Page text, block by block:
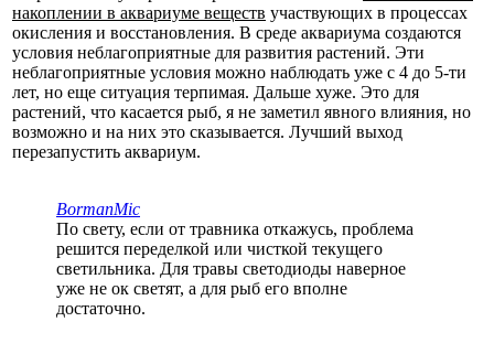
накоплении в аквариуме веществ участвующих в процессах
окисления и восстановления. В среде аквариума создаются
условия неблагоприятные для развития растений. Эти
неблагоприятные условия можно наблюдать уже с 4 до 5-ти
лет, но еще ситуация терпимая. Дальше хуже. Это для
растений, что касается рыб, я не заметил явного влияния, но
возможно и на них это сказывается. Лучший выход
перезапустить аквариум.
BormanMic
По свету, если от травника откажусь, проблема
решится переделкой или чисткой текущего
светильника. Для травы светодиоды наверное
уже не ок светят, а для рыб его вполне
достаточно.